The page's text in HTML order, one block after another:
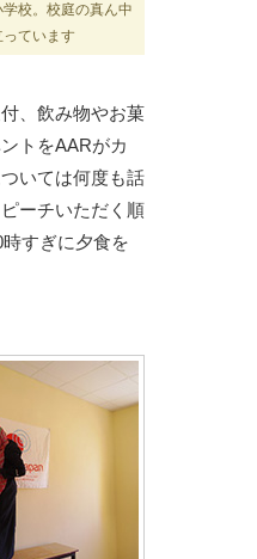
校。校庭の真ん中
っています
、飲み物やお菓
トをAARがカ
いては何度も話
ーチいただく順
すぎに夕食を